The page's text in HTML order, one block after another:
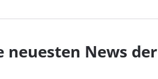
neuesten News der